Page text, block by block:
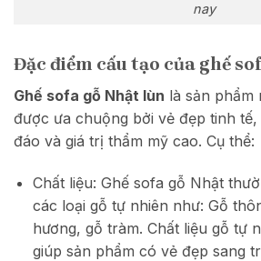
nay
Đặc điểm cấu tạo của ghế
Ghế sofa gỗ Nhật lùn là sản phẩm
được ưa chuộng bởi vẻ đẹp tinh
đáo và giá trị thẩm mỹ cao. Cụ thể:
Chất liệu: Ghế sofa gỗ Nhật
các loại gỗ tự nhiên như: Gỗ
hương, gỗ tràm. Chất liệu gỗ tự
giúp sản phẩm có vẻ đẹp sang